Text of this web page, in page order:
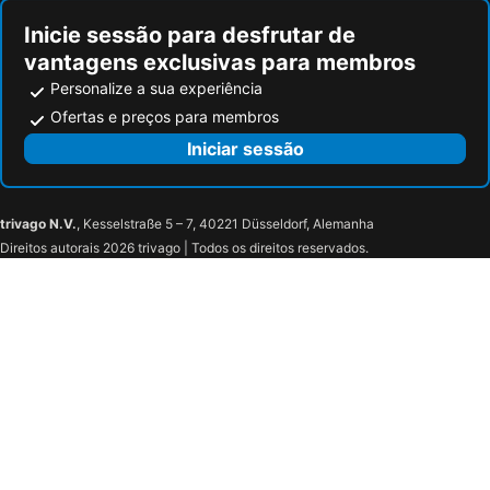
Inicie sessão para desfrutar de
vantagens exclusivas para membros
Personalize a sua experiência
Ofertas e preços para membros
Iniciar sessão
trivago N.V., Kesselstraße 5 – 7, 40221 Düsseldorf, Alemanha
Direitos autorais 2026 trivago | Todos os direitos reservados.